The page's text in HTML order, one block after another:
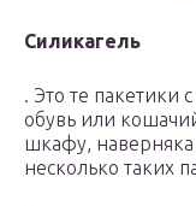
Силикагель
. Это те пакетики
обувь или
шкафу, наверняка
несколько таких